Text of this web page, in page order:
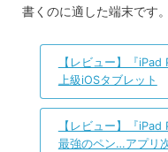
書くのに適した端末です。
【レビュー】『
上級iOSタブレット
【レビュー】『
最強のペン…アプリ